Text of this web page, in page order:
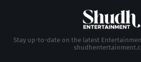
Stay up-to-date on the latest